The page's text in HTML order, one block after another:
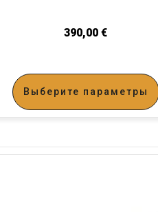
390,00€
Выберите параметры